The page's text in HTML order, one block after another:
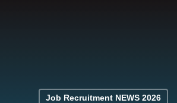
Job Recruitment NEWS 2026